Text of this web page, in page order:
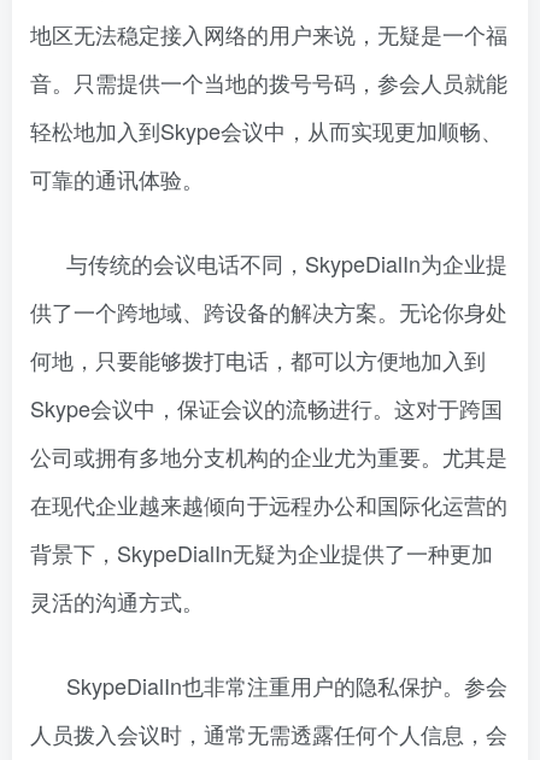
地区无法稳定接入网络的用户来说，无疑是一个福
音。只需提供一个当地的拨号号码，参会人员就能
轻松地加入到Skype会议中，从而实现更加顺畅、
可靠的通讯体验。
与传统的会议电话不同，SkypeDialIn为企业提
供了一个跨地域、跨设备的解决方案。无论你身处
何地，只要能够拨打电话，都可以方便地加入到
Skype会议中，保证会议的流畅进行。这对于跨国
公司或拥有多地分支机构的企业尤为重要。尤其是
在现代企业越来越倾向于远程办公和国际化运营的
背景下，SkypeDialIn无疑为企业提供了一种更加
灵活的沟通方式。
SkypeDialIn也非常注重用户的隐私保护。参会
人员拨入会议时，通常无需透露任何个人信息，会